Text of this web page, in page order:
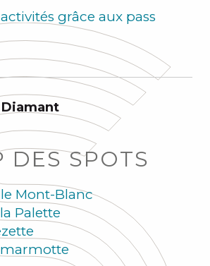
grâce aux pass
DES SPOTS
Mont-Blanc
Palette